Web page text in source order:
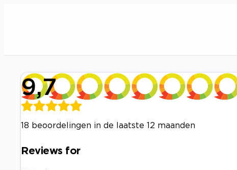
9,7
18 beoordelingen in de laatste 12 maanden
Reviews for